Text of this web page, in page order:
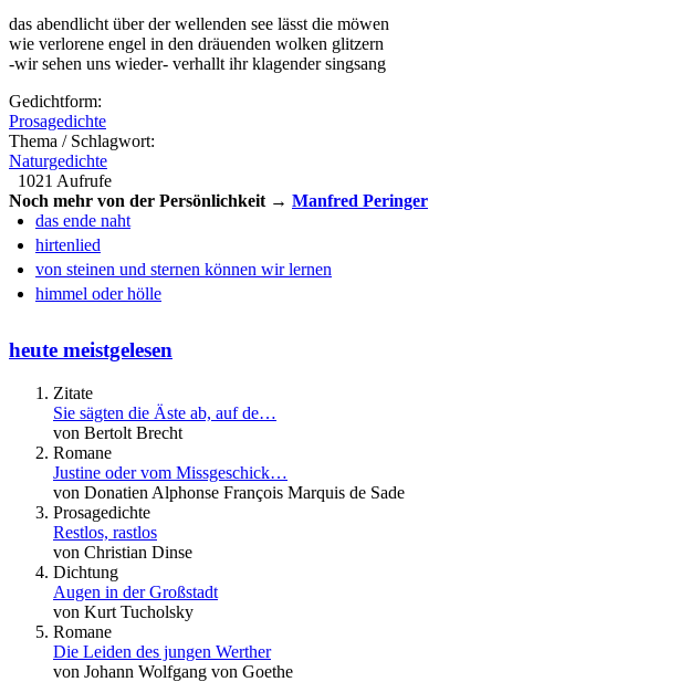
das abendlicht über der wellenden see lässt die möwen
wie verlorene engel in den dräuenden wolken glitzern
-wir sehen uns wieder- verhallt ihr klagender singsang
Gedichtform:
Prosagedichte
Thema / Schlagwort:
Naturgedichte
1021 Aufrufe
Noch mehr von der Persönlichkeit → Manfred Peringer
das ende naht
hirtenlied
von steinen und sternen können wir lernen
himmel oder hölle
heute meistgelesen
Zitate
Sie sägten die Äste ab, auf de…
von Bertolt Brecht
Romane
Justine oder vom Missgeschick…
von Donatien Alphonse François Marquis de Sade
Prosagedichte
Restlos, rastlos
von Christian Dinse
Dichtung
Augen in der Großstadt
von Kurt Tucholsky
Romane
Die Leiden des jungen Werther
von Johann Wolfgang von Goethe